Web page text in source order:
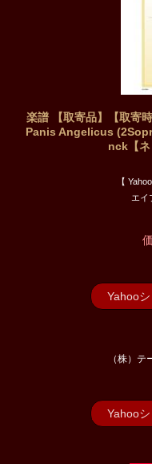
楽譜 【取寄品】【取寄
Panis Angelicus
nck【ネ
【
エイ
Yahoo
（株）テ
Yahoo